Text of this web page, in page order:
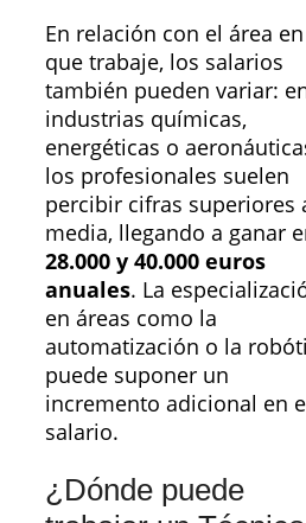
En relación con el área
que trabaje, los salarios
también pueden variar:
industrias químicas,
energéticas o
los profesionales suelen
percibir cifras superiores
media, llegando a ganar
28.000 y 40.000 euros
anuales. La
en áreas como la
automatización o la
puede suponer un
incremento adicional en
salario.
¿Dónde puede